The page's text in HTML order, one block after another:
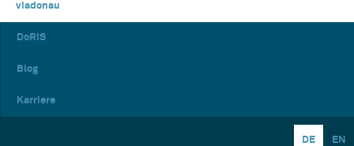
viadonau
DoRIS
Blog
Karriere
DE EN